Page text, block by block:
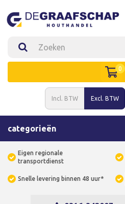
Incl. BTW Excl. BTW
0
categorieën
Eigen regionale
transportdienst
Snelle levering binnen 48 uur*